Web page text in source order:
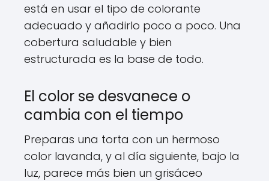
está en usar el tipo de colorante
adecuado y añadirlo poco a poco. Una
cobertura saludable y bien
estructurada es la base de todo.
El color se desvanece o
cambia con el tiempo
Preparas una torta con un hermoso
color lavanda, y al día siguiente, bajo la
luz, parece más bien un grisáceo